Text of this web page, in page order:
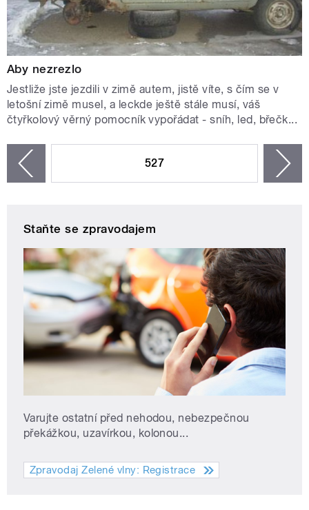
Aby nezrezlo
Jestliže jste jezdili v zimě autem, jistě víte, s čím se v
letošní zimě musel, a leckde ještě stále musí, váš
čtyřkolový věrný pomocník vypořádat - sníh, led, břečk...
527
Staňte se zpravodajem
Varujte ostatní před nehodou, nebezpečnou
překážkou, uzavírkou, kolonou...
Zpravodaj Zelené vlny: Registrace